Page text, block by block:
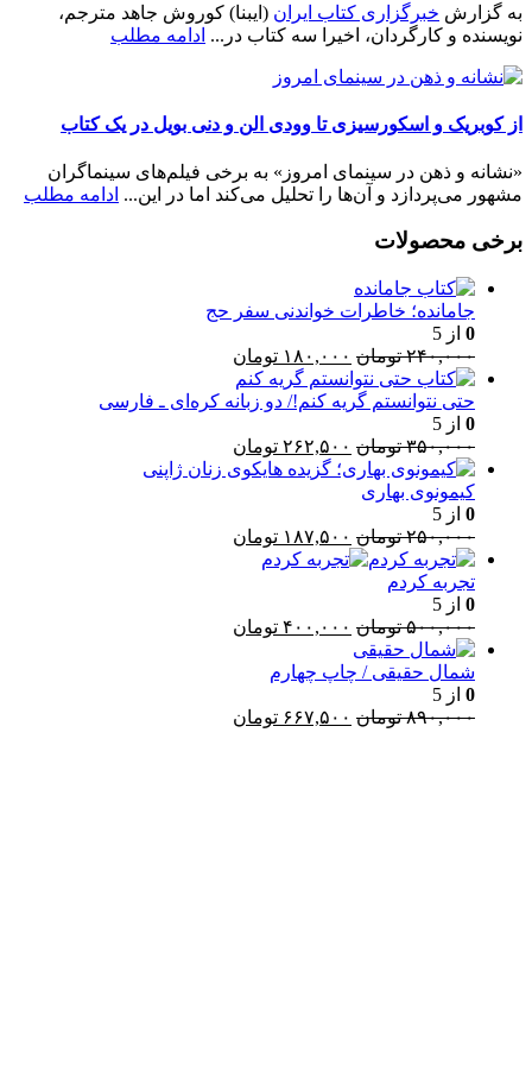
به گزارش خبرگزاری کتاب ایران (ایبنا) کوروش جاهد مترجم،
نویسنده و کارگردان، اخیرا سه کتاب در... ادامه مطلب
از کوبریک و اسکورسیزی تا وودی الن و دنی بویل در یک کتاب
«نشانه و ذهن در سینمای امروز» به برخی فیلم‌های سینماگران
مشهور می‌پردازد و آن‌ها را تحلیل می‌کند اما در این... ادامه مطلب
برخی محصولات
جامانده؛ خاطرات خواندنی سفر حج
0 از 5
۲۴۰,۰۰۰ تومان قیمت
اصلی:
۲۴۰,۰۰۰ تومان
۱۸۰,۰۰۰ تومان
۱۸۰,۰۰۰ تومان.
حتی نتوانستم گریه کنم!/ دو زبانه کره‌ای ـ فارسی
0 از 5
۳۵۰,۰۰۰ تومان قیمت
اصلی:
۲۶۲,۵۰۰ تومان
فعلی:
کیمونوی بهاری
0 از 5
۲۵۰,۰۰۰ تومان قیمت
اصلی:
۱۸۷,۵۰۰ تومان
تجربه کردم
0 از 5
۵۰۰,۰۰۰ تومان قیمت
۵۰۰,۰۰۰ تومان
۴۰۰,۰۰۰ تومان
شمال حقیقی / چاپ چهارم
0 از 5
۸۹۰,۰۰۰ تومان قیمت
۶۶۷,۵۰۰ تومان